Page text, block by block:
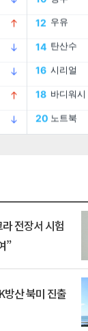
”
방산 북미 진출